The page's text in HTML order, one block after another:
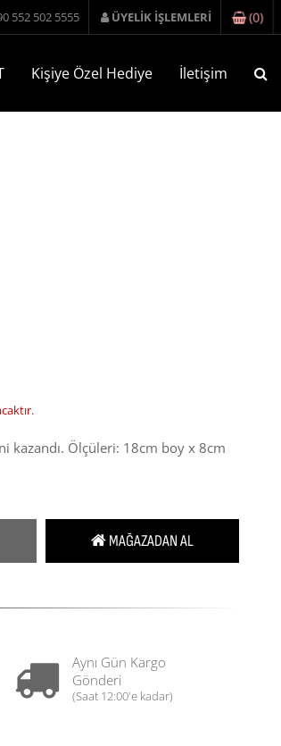
552 502 5555 ÜYELİK İŞLEMLERİ (0)
Kişiye Özel Hediye İletişim
kazandı. Ölçüleri: 18cm boy x 8cm
MAĞAZADAN AL
Aynı Gün Kargo
Gönderi
(Saat 12:00'e kadar)